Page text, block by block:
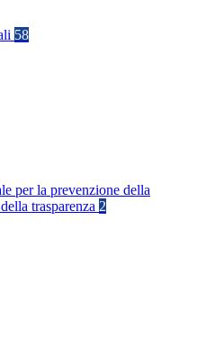
58
per la prevenzione della
trasparenza 2